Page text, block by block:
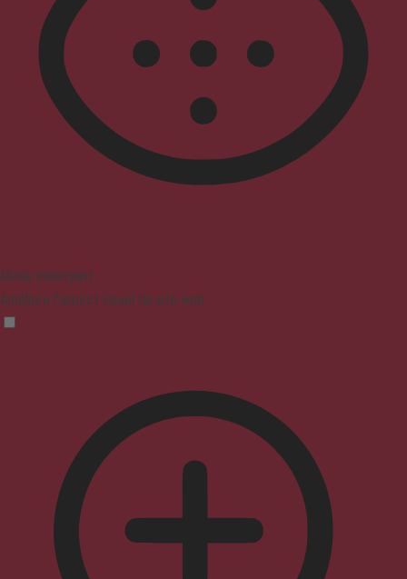
Mode malvoyant
Améliore l'aspect visuel du site web